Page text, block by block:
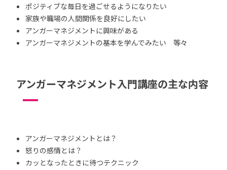
ポジティブな毎日を過ごせるようになりたい
家族や職場の人間関係を良好にしたい
アンガーマネジメントに興味がある
アンガーマネジメントの基本を学んでみたい 等々
アンガーマネジメント入門講座の主な内容
アンガーマネジメントとは？
怒りの感情とは？
カッとなったときに待つテクニック